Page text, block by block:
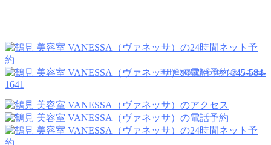
045-584-
1641
※非通知設定からはつながりません